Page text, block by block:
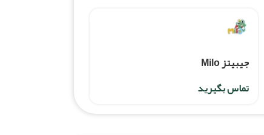
جیبیتز Milo
تماس بگیرید